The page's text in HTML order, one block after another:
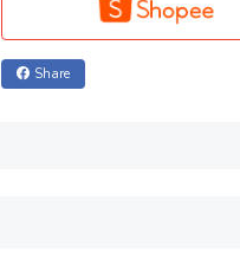
Share